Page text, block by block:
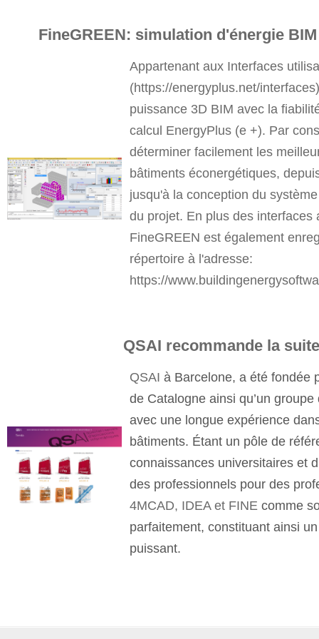
FineGREEN: simulation d'énergie
Appartenant aux Interfaces
(https://energyplus.net/
puissance 3D BIM avec la
calcul EnergyPlus (e +). Par
déterminer facilement les
bâtiments éconergétiques,
jusqu'à la conception du
du projet. En plus des interfaces
FineGREEN est également
répertoire à l'adresse:
https://
QSAI recommande la
QSAI à Barcelone, a été fondée
de Catalogne ainsi qu’un
avec une longue expérience
bâtiments. Étant un pôle de
connaissances universitaires et
des professionnels pour des
4MCAD, IDEA et FINE comme
parfaitement, constituant ainsi
puissant.